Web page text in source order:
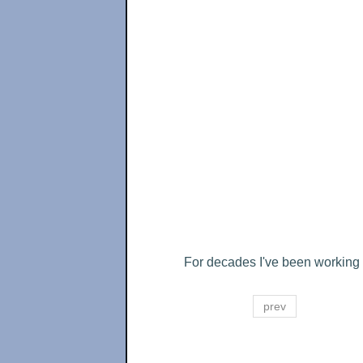
For decades I've been
prev